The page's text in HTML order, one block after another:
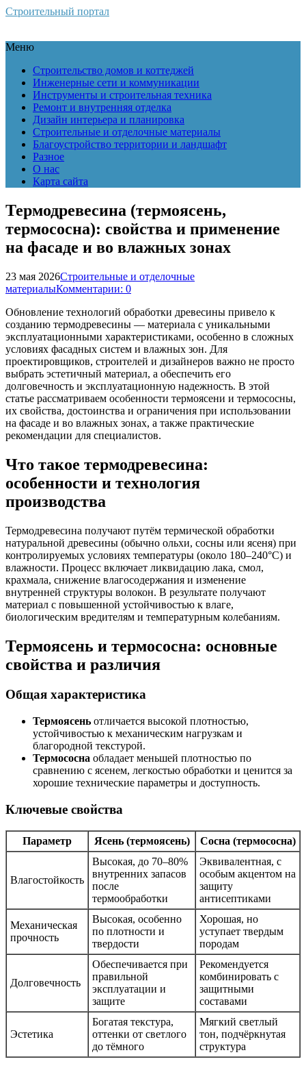
Строительный портал
Меню
Строительство домов и коттеджей
Инженерные сети и коммуникации
Инструменты и строительная техника
Ремонт и внутренняя отделка
Дизайн интерьера и планировка
Строительные и отделочные материалы
Благоустройство территории и ландшафт
Разное
О нас
Карта сайта
Термодревесина (термоясень,
термососна): свойства и применение
на фасаде и во влажных зонах
23 мая 2026Строительные и отделочные
материалыКомментарии: 0
Обновление технологий обработки древесины привело к
созданию термодревесины — материала с уникальными
эксплуатационными характеристиками, особенно в сложных
условиях фасадных систем и влажных зон. Для
проектировщиков, строителей и дизайнеров важно не просто
выбрать эстетичный материал, а обеспечить его
долговечность и эксплуатационную надежность. В этой
статье рассматриваем особенности термоясени и термососны,
их свойства, достоинства и ограничения при использовании
на фасаде и во влажных зонах, а также практические
рекомендации для специалистов.
Что такое термодревесина:
особенности и технология
производства
Термодревесина получают путём термической обработки
натуральной древесины (обычно ольхи, сосны или ясеня) при
контролируемых условиях температуры (около 180–240°C) и
влажности. Процесс включает ликвидацию лака, смол,
крахмала, снижение влагосодержания и изменение
внутренней структуры волокон. В результате получают
материал с повышенной устойчивостью к влаге,
биологическим вредителям и температурным колебаниям.
Термоясень и термососна: основные
свойства и различия
Общая характеристика
Термоясень отличается высокой плотностью,
устойчивостью к механическим нагрузкам и
благородной текстурой.
Термососна обладает меньшей плотностью по
сравнению с ясенем, легкостью обработки и ценится за
хорошие технические параметры и доступность.
Ключевые свойства
Параметр Ясень (термоясень) Сосна (термососна)
Влагостойкость
Высокая, до 70–80%
внутренних запасов
после
термообработки
Эквивалентная, с
особым акцентом на
защиту
антисептиками
Механическая
прочность
Высокая, особенно
по плотности и
твердости
Хорошая, но
уступает твердым
породам
Долговечность
Обеспечивается при
правильной
эксплуатации и
защите
Рекомендуется
комбинировать с
защитными
составами
Эстетика
Богатая текстура,
оттенки от светлого
до тёмного
Мягкий светлый
тон, подчёркнутая
структура